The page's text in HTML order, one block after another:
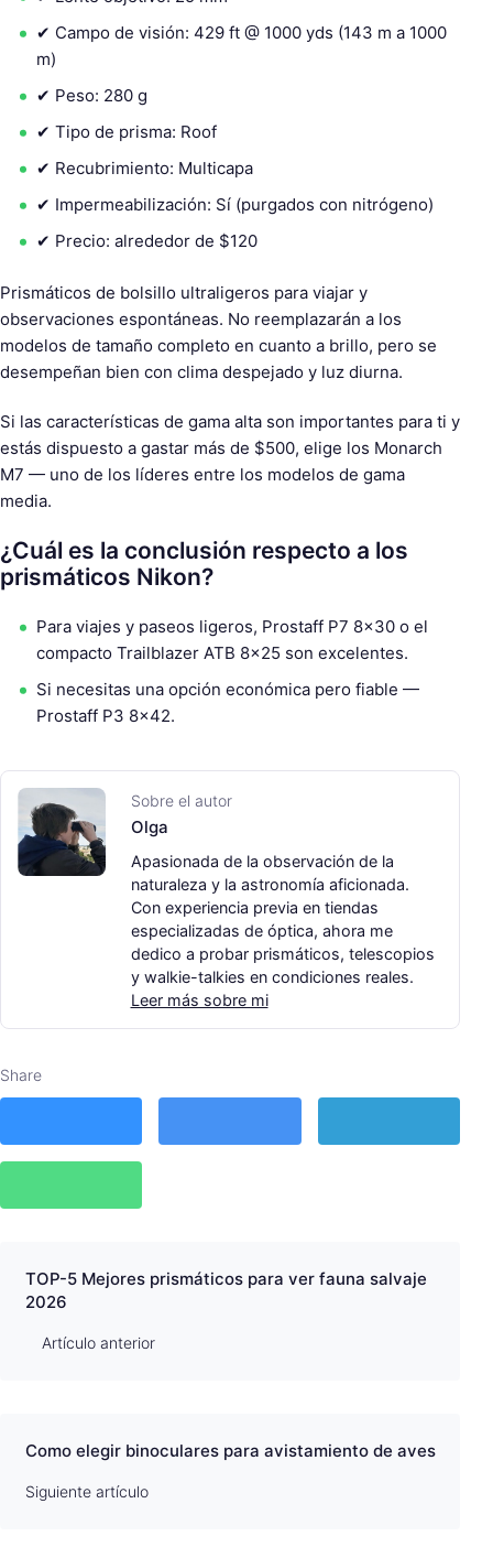
✔ Campo de visión: 429 ft @ 1000 yds (143 m a 1000
m)
✔ Peso: 280 g
✔ Tipo de prisma: Roof
✔ Recubrimiento: Multicapa
✔ Impermeabilización: Sí (purgados con nitrógeno)
✔ Precio: alrededor de $120
Prismáticos de bolsillo ultraligeros para viajar y
observaciones espontáneas. No reemplazarán a los
modelos de tamaño completo en cuanto a brillo, pero se
desempeñan bien con clima despejado y luz diurna.
Si las características de gama alta son importantes para ti y
estás dispuesto a gastar más de $500, elige los Monarch
M7 — uno de los líderes entre los modelos de gama
media.
¿Cuál es la conclusión respecto a los
prismáticos Nikon?
Para viajes y paseos ligeros, Prostaff P7 8×30 o el
compacto Trailblazer ATB 8×25 son excelentes.
Si necesitas una opción económica pero fiable —
Prostaff P3 8×42.
Sobre el autor
Olga
Apasionada de la observación de la
naturaleza y la astronomía aficionada.
Con experiencia previa en tiendas
especializadas de óptica, ahora me
dedico a probar prismáticos, telescopios
y walkie-talkies en condiciones reales.
Leer más sobre mi
Share
TOP-5 Mejores prismáticos para ver fauna salvaje
2026
Artículo anterior
Como elegir binoculares para avistamiento de aves
Siguiente artículo
u
s